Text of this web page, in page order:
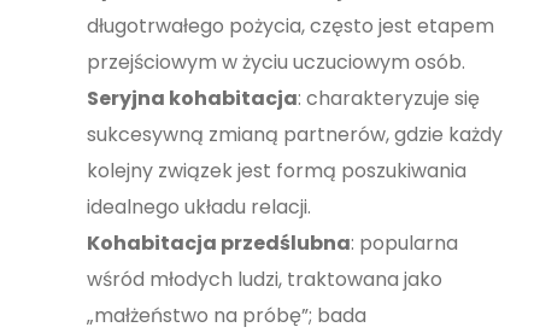
długotrwałego pożycia, często jest etapem
przejściowym w życiu uczuciowym osób.
Seryjna kohabitacja: charakteryzuje się
sukcesywną zmianą partnerów, gdzie każdy
kolejny związek jest formą poszukiwania
idealnego układu relacji.
Kohabitacja przedślubna: popularna
wśród młodych ludzi, traktowana jako
„małżeństwo na próbę”; bada